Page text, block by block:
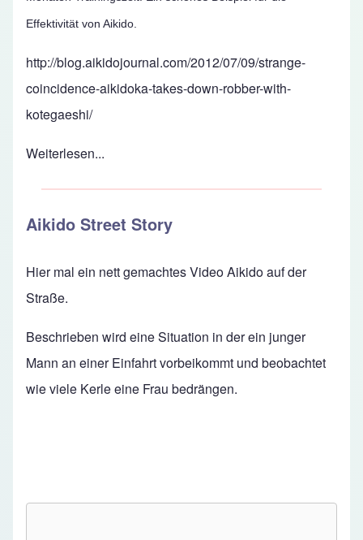
Effektivität von Aikido.
http://blog.aikidojournal.com/2012/07/09/strange-
coincidence-aikidoka-takes-down-robber-with-
kotegaeshi/
Weiterlesen...
Aikido Street Story
Hier mal ein nett gemachtes Video Aikido auf der
Straße.
Beschrieben wird eine Situation in der ein junger
Mann an einer Einfahrt vorbeikommt und beobachtet
wie viele Kerle eine Frau bedrängen.